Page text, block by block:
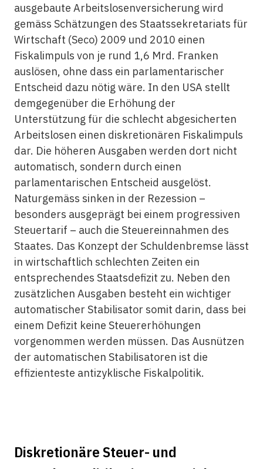
ausgebaute Arbeitslosenversicherung wird
gemäss Schätzungen des Staatssekretariats für
Wirtschaft (Seco) 2009 und 2010 einen
Fiskalimpuls von je rund 1,6 Mrd. Franken
auslösen, ohne dass ein parlamentarischer
Entscheid dazu nötig wäre. In den USA stellt
demgegenüber die Erhöhung der
Unterstützung für die schlecht abgesicherten
Arbeitslosen einen diskretionären Fiskalimpuls
dar. Die höheren Ausgaben werden dort nicht
automatisch, sondern durch einen
parlamentarischen Entscheid ausgelöst.
Naturgemäss sinken in der Rezession –
besonders ausgeprägt bei einem progressiven
Steuertarif – auch die Steuereinnahmen des
Staates. Das Konzept der Schuldenbremse lässt
in wirtschaftlich schlechten Zeiten ein
entsprechendes Staatsdefizit zu. Neben den
zusätzlichen Ausgaben besteht ein wichtiger
automatischer Stabilisator somit darin, dass bei
einem Defizit keine Steuererhöhungen
vorgenommen werden müssen. Das Ausnützen
der automatischen Stabilisatoren ist die
effizienteste antizyklische Fiskalpolitik.
Diskretionäre Steuer- und